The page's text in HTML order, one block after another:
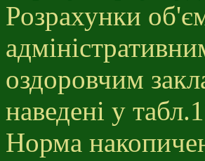
Розрахунки
оздоровчим
наведені у
Норма